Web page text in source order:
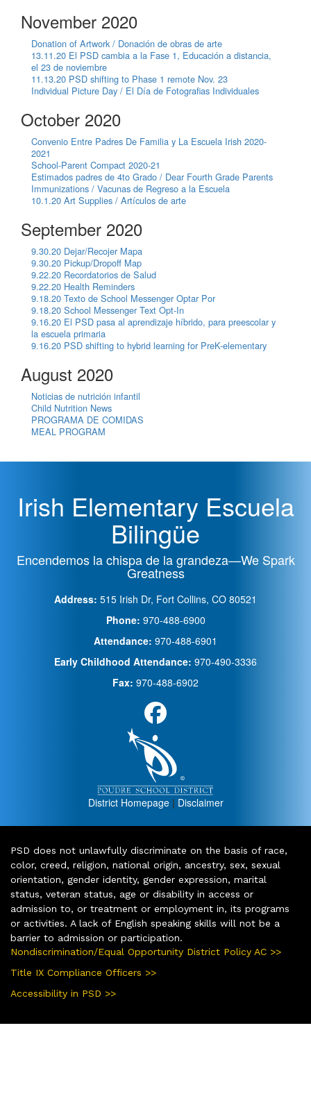
November 2020
Donation of Artwork / Donación de obras de arte
13.11.20 El PSD cambia a la Fase 1, Educación a distancia,
el 23 de noviembre
11.13.20 PSD shifting to Phase 1 remote Nov. 23
Individual Picture Day / El Día de Fotografias Individuales
October 2020
Convenio Entre Padres De Familia y La Escuela Irish 2020-
2021
School-Parent Compact 2020-21
Estimados padres de 4to Grado / Dear Fourth Grade Parents
Immunizations / Vacunas de Regreso a la Escuela
10.1.20 Art Supplies / Artículos de arte
September 2020
9.30.20 Dejar/Recojer Mapa
9.30.20 Pickup/Dropoff Map
9.22.20 Recordatorios de Salud
9.22.20 Health Reminders
9.18.20 Texto de School Messenger Optar Por
9.18.20 School Messenger Text Opt-In
9.16.20 El PSD pasa al aprendizaje híbrido, para preescolar y
la escuela primaria
9.16.20 PSD shifting to hybrid learning for PreK-elementary
August 2020
Noticias de nutrición infantil
Child Nutrition News
PROGRAMA DE COMIDAS
MEAL PROGRAM
Irish Elementary Escuela
Bilingüe
Encendemos la chispa de la grandeza—We Spark
Greatness
Address: 515 Irish Dr, Fort Collins, CO 80521
Phone: 970-488-6900
Attendance: 970-488-6901
Early Childhood Attendance: 970-490-3336
Fax: 970-488-6902
District Homepage| Disclaimer
PSD does not unlawfully discriminate on the basis of race,
color, creed, religion, national origin, ancestry, sex, sexual
orientation, gender identity, gender expression, marital
status, veteran status, age or disability in access or
admission to, or treatment or employment in, its programs
or activities. A lack of English speaking skills will not be a
barrier to admission or participation.
Nondiscrimination/Equal Opportunity District Policy AC >>
Title IX Compliance Officers >>
Accessibility in PSD >>